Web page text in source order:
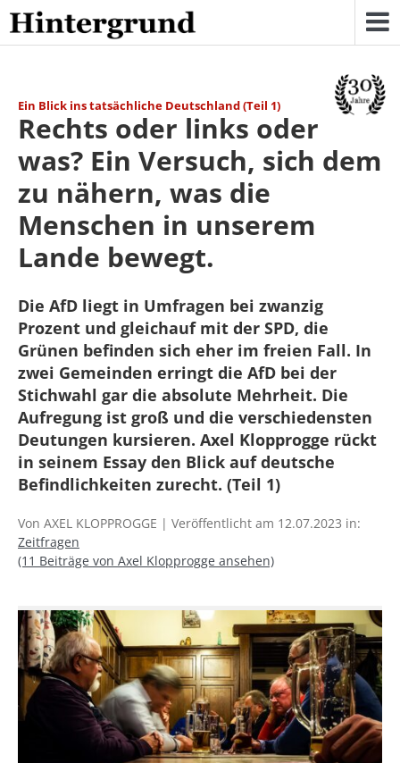
Skip
to
content
Ein Blick ins tatsächliche Deutschland (Teil 1)
Rechts oder links oder
was? Ein Versuch, sich dem
zu nähern, was die
Menschen in unserem
Lande bewegt.
Die AfD liegt in Umfragen bei zwanzig
Prozent und gleichauf mit der SPD, die
Grünen befinden sich eher im freien Fall. In
zwei Gemeinden erringt die AfD bei der
Stichwahl gar die absolute Mehrheit. Die
Aufregung ist groß und die verschiedensten
Deutungen kursieren. Axel Klopprogge rückt
in seinem Essay den Blick auf deutsche
Befindlichkeiten zurecht. (Teil 1)
Von AXEL KLOPPROGGE | Veröffentlicht am 12.07.2023 in:
Zeitfragen
(11 Beiträge von Axel Klopprogge ansehen)